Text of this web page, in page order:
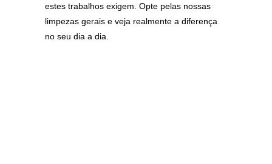
estes trabalhos exigem. Opte pelas nossas
limpezas gerais e veja realmente a diferença
no seu dia a dia.